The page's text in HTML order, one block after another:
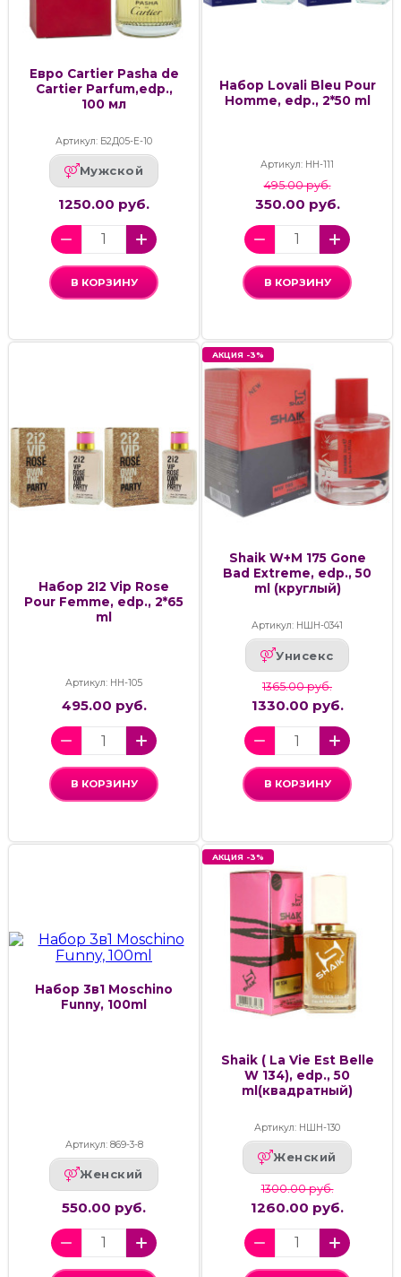
Евро Cartier Pasha de
Cartier Parfum,edp.,
100 мл
Артикул: Б2Д05-Е-10
Мужской
1250.00 руб.
В КОРЗИНУ
Набор Lovali Bleu Pour
Homme, edp., 2*50 ml
Артикул: НН-111
495.00 руб.
350.00 руб.
В КОРЗИНУ
Набор 2I2 Vip Rose
Pour Femme, edp., 2*65
ml
Артикул: НН-105
495.00 руб.
В КОРЗИНУ
АКЦИЯ -3%
Shaik W+M 175 Gone
Bad Extreme, edp., 50
ml (круглый)
Артикул: НШН-0341
Унисекс
1365.00 руб.
1330.00 руб.
В КОРЗИНУ
Набор 3в1 Moschino
Funny, 100ml
Артикул: 869-3-8
Женский
550.00 руб.
АКЦИЯ -3%
Shaik ( La Vie Est Belle
W 134), edp., 50
ml(квадратный)
Артикул: НШН-130
Женский
1300.00 руб.
1260.00 руб.